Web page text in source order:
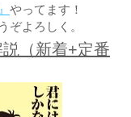
やってます！
ぞよろしく。
（新着+定番